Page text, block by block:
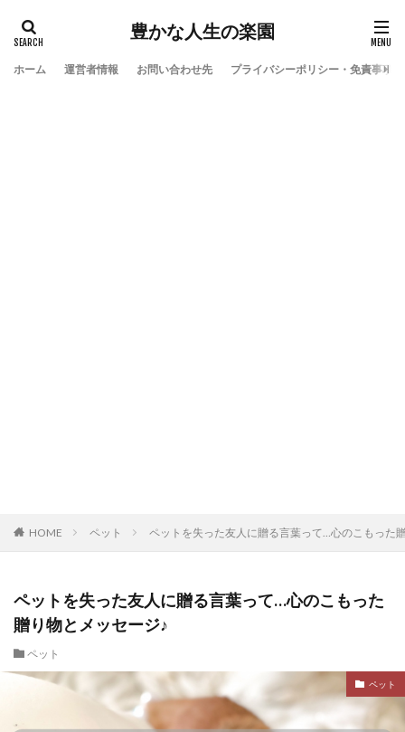
豊かな人生の楽園
ホーム 運営者情報 お問い合わせ先 プライバシーポリシー・免責事項
HOME ペット ペットを失った友人に贈る言葉って…心のこもった
ペットを失った友人に贈る言葉って…心のこもった
贈り物とメッセージ♪
ペット
ペット
検索